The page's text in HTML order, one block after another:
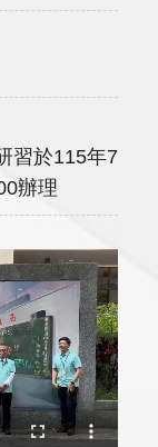
習於115年7
辦理